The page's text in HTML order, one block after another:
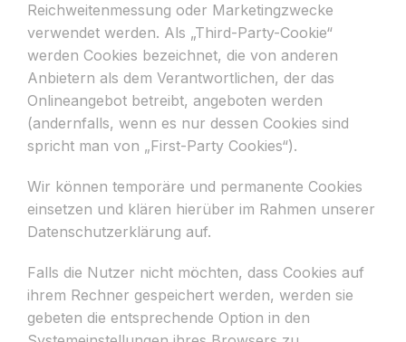
Reichweitenmessung oder Marketingzwecke
verwendet werden. Als „Third-Party-Cookie“
werden Cookies bezeichnet, die von anderen
Anbietern als dem Verantwortlichen, der das
Onlineangebot betreibt, angeboten werden
(andernfalls, wenn es nur dessen Cookies sind
spricht man von „First-Party Cookies“).
Wir können temporäre und permanente Cookies
einsetzen und klären hierüber im Rahmen unserer
Datenschutzerklärung auf.
Falls die Nutzer nicht möchten, dass Cookies auf
ihrem Rechner gespeichert werden, werden sie
gebeten die entsprechende Option in den